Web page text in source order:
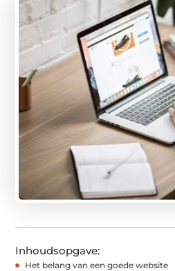
Inhoudsopgave:
Het belang van een goede website